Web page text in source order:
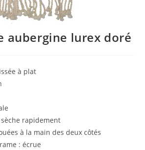
aubergine lurex doré
à plat
rapidement
à la main des deux côtés
: écrue